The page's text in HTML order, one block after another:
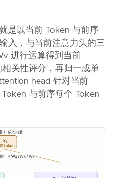
是以当前 Token 与前序
入，与当前注意力头的三
进行运算得到当前
关性评分，再归一成单
head 针对当前
与前序每个 Token